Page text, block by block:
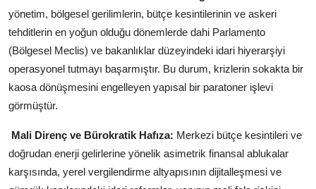
yönetim, bölgesel gerilimlerin, bütçe kesintilerinin ve askeri
tehditlerin en yoğun olduğu dönemlerde dahi Parlamento
(Bölgesel Meclis) ve bakanlıklar düzeyindeki idari hiyerarşiyi
operasyonel tutmayı başarmıştır. Bu durum, krizlerin sokakta bir
kaosa dönüşmesini engelleyen yapısal bir paratoner işlevi
görmüştür.
Mali Direnç ve Bürokratik Hafıza: Merkezi bütçe kesintileri ve
doğrudan enerji gelirlerine yönelik asimetrik finansal ablukalar
karşısında, yerel vergilendirme altyapısının dijitalleşmesi ve